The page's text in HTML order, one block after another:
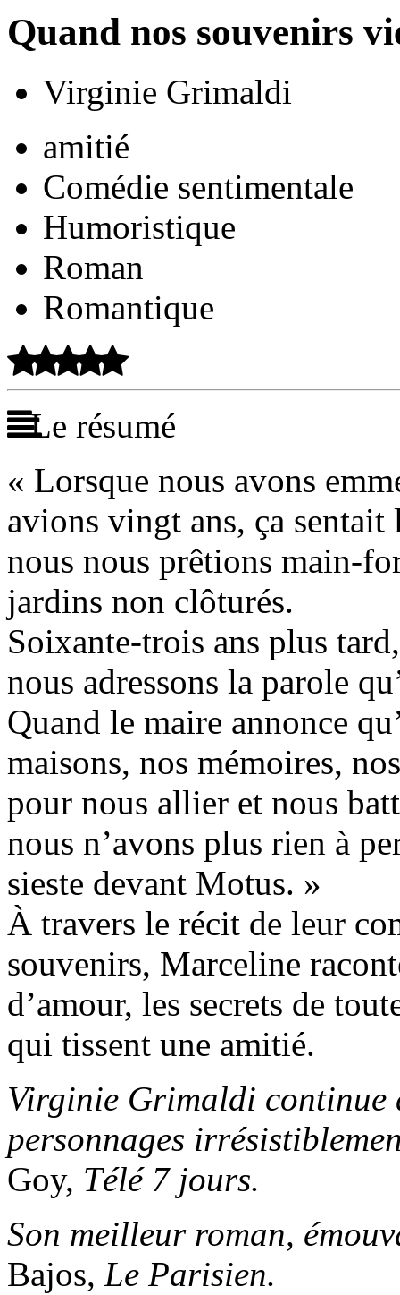
Quand nos souvenirs
Virginie Grimaldi
amitié
Comédie sentimentale
Humoristique
Roman
Romantique
Le résumé
« Lorsque nous avons
avions vingt ans, ça
nous nous prêtions main-
jardins non clôturés.
Soixante-trois ans plus
nous adressons la parole
Quand le maire annonce
maisons, nos mémoires,
pour nous allier et nous
nous n’avons plus rien à
sieste devant Motus. »
À travers le récit de leur
souvenirs, Marceline
d’amour, les secrets de
qui tissent une amitié.
Virginie Grimaldi continue
personnages
Goy, Télé 7 jours.
Son meilleur roman,
Bajos, Le Parisien.